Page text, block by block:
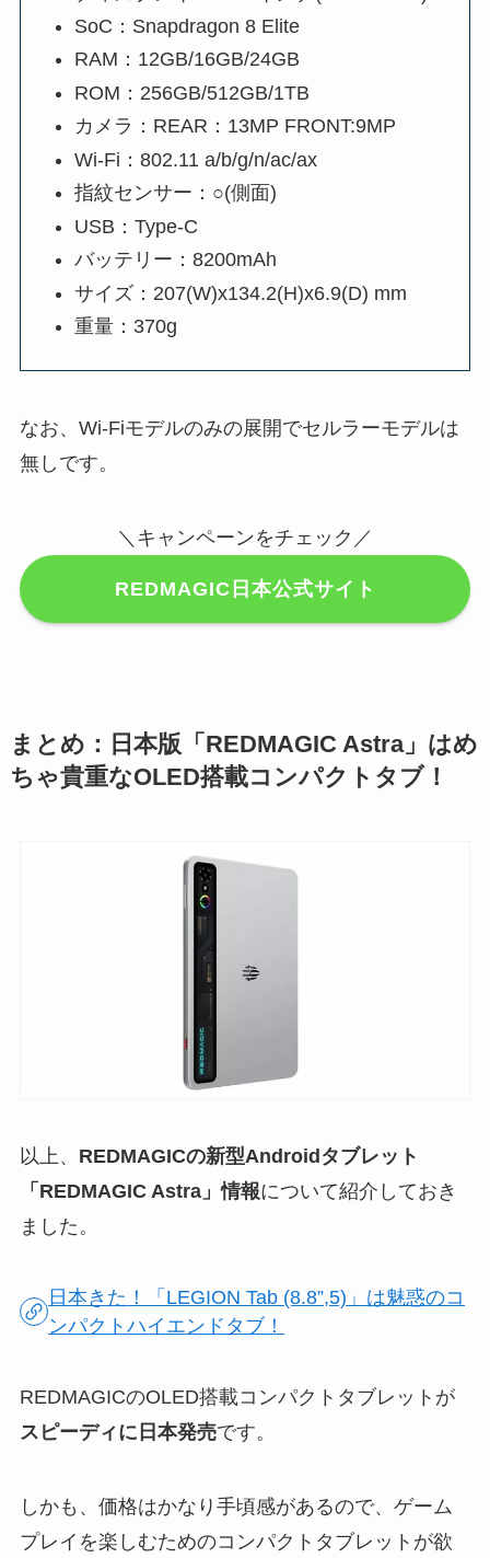
SoC：Snapdragon 8 Elite
RAM：12GB/16GB/24GB
ROM：256GB/512GB/1TB
カメラ：REAR：13MP FRONT:9MP
Wi-Fi：802.11 a/b/g/n/ac/ax
指紋センサー：○(側面)
USB：Type-C
バッテリー：8200mAh
サイズ：207(W)x134.2(H)x6.9(D) mm
重量：370g
なお、Wi-Fiモデルのみの展開でセルラーモデルは
無しです。
＼キャンペーンをチェック／
REDMAGIC日本公式サイト
まとめ：日本版「REDMAGIC Astra」はめ
ちゃ貴重なOLED搭載コンパクトタブ！
以上、 REDMAGICの新型Androidタブレット
「REDMAGIC Astra」情報について紹介しておき
ました。
日本きた！「LEGION Tab (8.8”,5)」は魅惑のコ
ンパクトハイエンドタブ！
REDMAGICのOLED搭載コンパクトタブレットが
スピーディに日本発売です。
しかも、価格はかなり手頃感があるので、ゲーム
プレイを楽しむためのコンパクトタブレットが欲